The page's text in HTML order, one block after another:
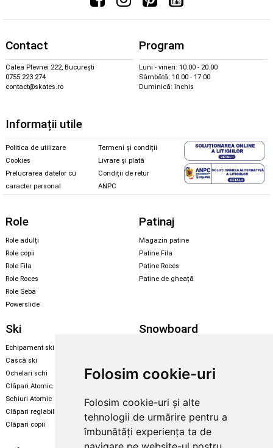
Folosim cookie-uri
Folosim cookie-uri și alte
tehnologii de urmărire pentru a
îmbunătăți experiența ta de
Contact
Calea Plevnei 222, București
0755 223 274
contact@skates.ro
Program
Luni - vineri: 10.00 - 20.00
Sâmbătă: 10.00 - 17.00
Duminică: închis
Informații utile
Politica de utilizare
Cookies
Prelucrarea datelor cu
caracter personal
Termeni și condiții
Livrare și plată
Condiții de retur
ANPC
Role
Role adulți
Role copii
Role Fila
Role Roces
Role Seba
Powerslide
Patinaj
Magazin patine
Patine Fila
Patine Roces
Patine de gheață
Ski
Echipament ski
Cască ski
Ochelari schi
Clăpari Atomic
Schiuri Atomic
Clăpari reglabili
Clăpari copii
Snowboard
Legături Rome SDS
Skate & longboard
Santa Cruz
Enuff Skateboards